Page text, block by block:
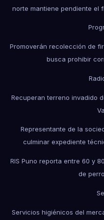
norte mantiene pendiente el
Promoverán recolección de
busca prohibir
Recuperan terreno invadido
Representante de la
culminar expediente
RIS Puno reporta entre 60 y
de
Servicios higiénicos del